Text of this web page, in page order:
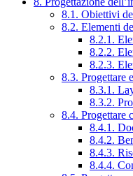
8.1. Obiettivi
8.2. Elementi
8.2.1.
8.2.2.
8.2.3.
8.3. Progettare
8.3.1.
8.3.2.
8.4. Progettare
8.4.1.
8.4.2.
8.4.3.
8.4.4.